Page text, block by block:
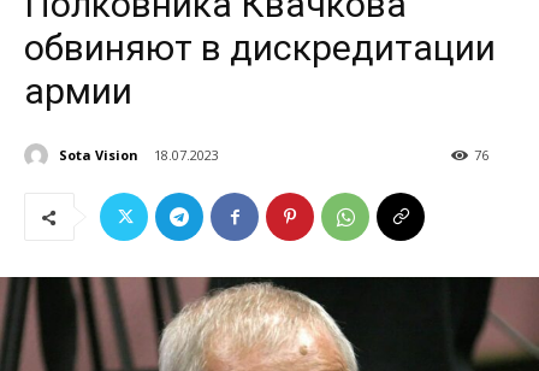
обвиняют в дискредитации
армии
Sota Vision 18.07.2023 76